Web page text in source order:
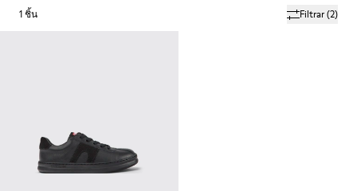
Filtrar(2)
1ชิ้น